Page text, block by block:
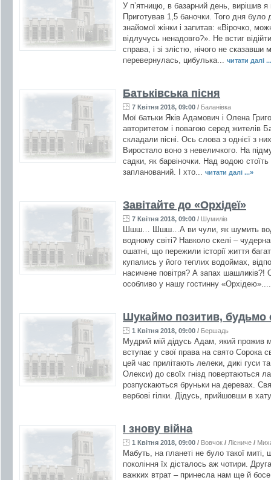
У п’ятницю, в базарний день, вирішив я
Приготував 1,5 баночки. Того дня
знайомої жінки і запитав: «Вірочко,
відлучусь ненадовго?». Не встиг
справа, і зі злістю, нічого не
перевернулась, цибулька...
читати далі
Батьківська пісня
7 Квітня 2018, 09:00 / Баланівка
Мої батьки Яків Адамович і Олена
авторитетом і повагою серед жителів
складали пісні. Ось слова з однієї з
Виростало воно з невеличкого. На
садки, як барвіночки. Над водою
запланований. І хто...
читати далі ...»
Завітайте до «Орхідеї»
7 Квітня 2018, 09:00 / Шумилів
Шшш… Шшш…А ви чули, як шумить
водному світі? Навколо скелі –
ошатні, що пережили історії життя
купались у його теплих водоймах,
насичене повітря? А запах шашликів?!
особливо у нашу гостинну
Шукаймо позитив, будьмо
1 Квітня 2018, 09:00 / Бершадь
Мудрий мій дідусь Адам, який прожив
вступає у свої права на свято Сорока
цей час прилітають лелеки, дикі гуси
Олекси) до своїх гнізд повертаються
розпускаються бруньки на деревах.
вербові гілки. Дідусь, прийшовши в
І знову війна
1 Квітня 2018, 09:00 / Вовчок / Лісниче /
Мабуть, на планеті не було такої
покоління їх дісталось аж чотири.
важких втрат – принесла нам ще й